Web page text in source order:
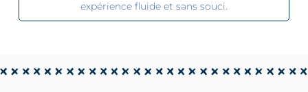
expérience fluide et sans souci.